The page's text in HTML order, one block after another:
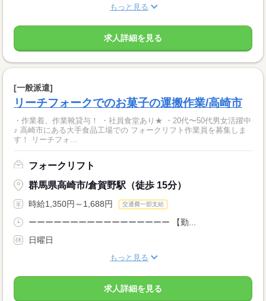
もっと見る
求人詳細を見る
[一般派遣]
リーチフォークでのお菓子の運搬作業/高崎市
・作業着、作業靴貸与！ ・社員食堂あり★ ・20代〜50代男女活躍中
♪ 高崎市にある大手食品工場での フォークリフト作業員を募集しま
す！ リーチフォ...
フォークリフト
群馬県高崎市/倉賀野駅（徒歩 15分）
時給1,350円～1,688円 交通費一部支給
ーーーーーーーーーーーーーーーーー 【勤...
日曜日
もっと見る
求人詳細を見る